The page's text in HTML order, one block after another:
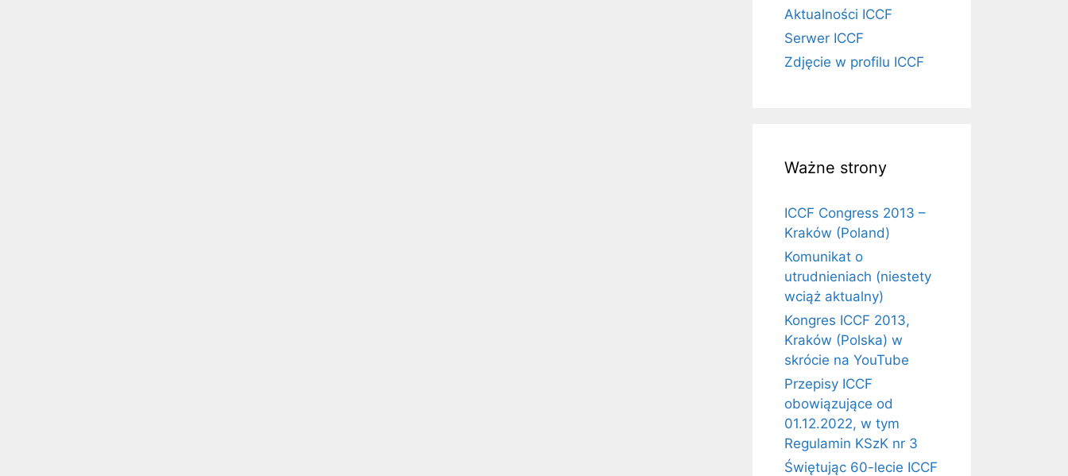
Aktualności ICCF
Serwer ICCF
Zdjęcie w profilu ICCF
Ważne strony
ICCF Congress 2013 –
Kraków (Poland)
Komunikat o
utrudnieniach (niestety
wciąż aktualny)
Kongres ICCF 2013,
Kraków (Polska) w
skrócie na YouTube
Przepisy ICCF
obowiązujące od
01.12.2022, w tym
Regulamin KSzK nr 3
Świętując 60-lecie ICCF